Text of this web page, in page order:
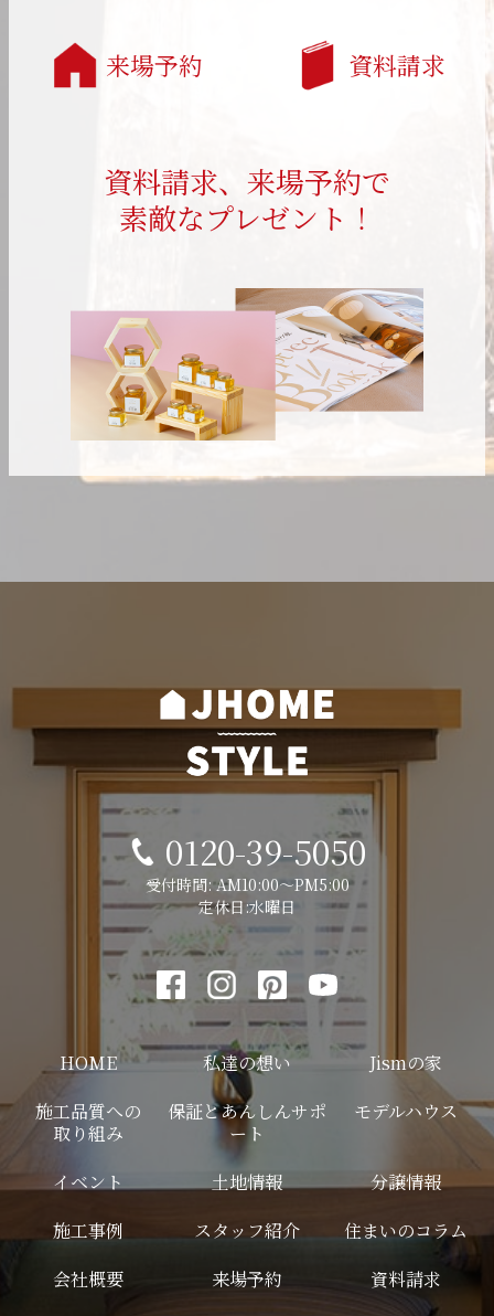
来場予約 資料請求
資料請求、来場予約で
素敵なプレゼント！
0120-39-5050
受付時間: AM10:00～PM5:00
定休日:水曜日
HOME 私達の想い
Jismの家
施工品質への
取り組み
保証とあんしんサポ
ート
モデルハウス
イベント 土地情報
分譲情報
施工事例
スタッフ紹介
住まいのコラム
会社概要
来場予約 資料請求